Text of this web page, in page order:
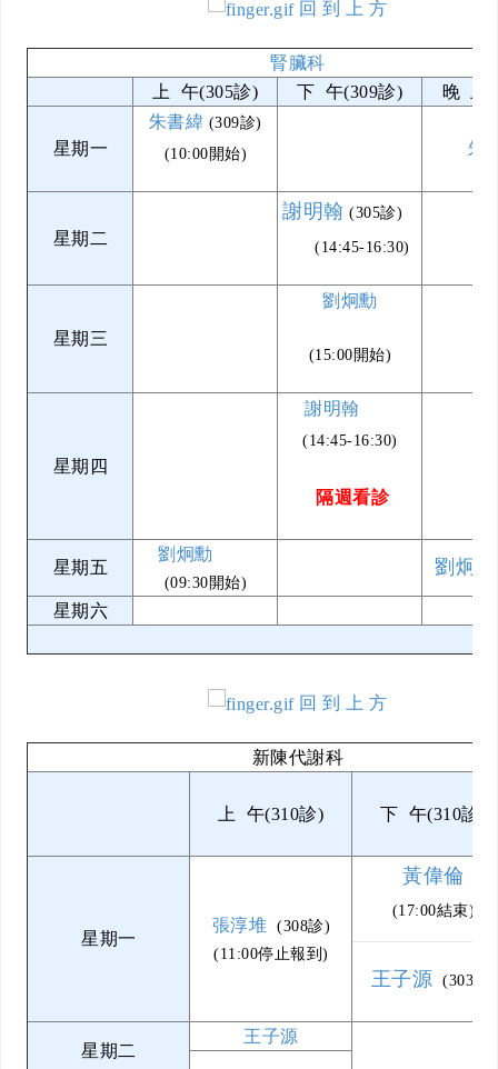
回 到 上 方
腎臟科
上 午(305診)
下 午(309診) 晚 上
星期一
朱書緯 (309診)
(10:00開始)
朱
星期二
謝明翰 (305診)
(14:45-16:30)
星期三
劉炯勳
(15:00開始)
星期四
謝明翰
(14:45-16:30)
隔週看診
星期五
劉炯勳
(09:30開始)
劉炯勳
星期六
回 到 上 方
新陳代謝科
上 午(310診) 下 午(310診)
星期一
張淳堆
(308診)
(11:00停止報到)
黃偉倫
(17:00結束)
王子源 (303診)
星期二
王子源